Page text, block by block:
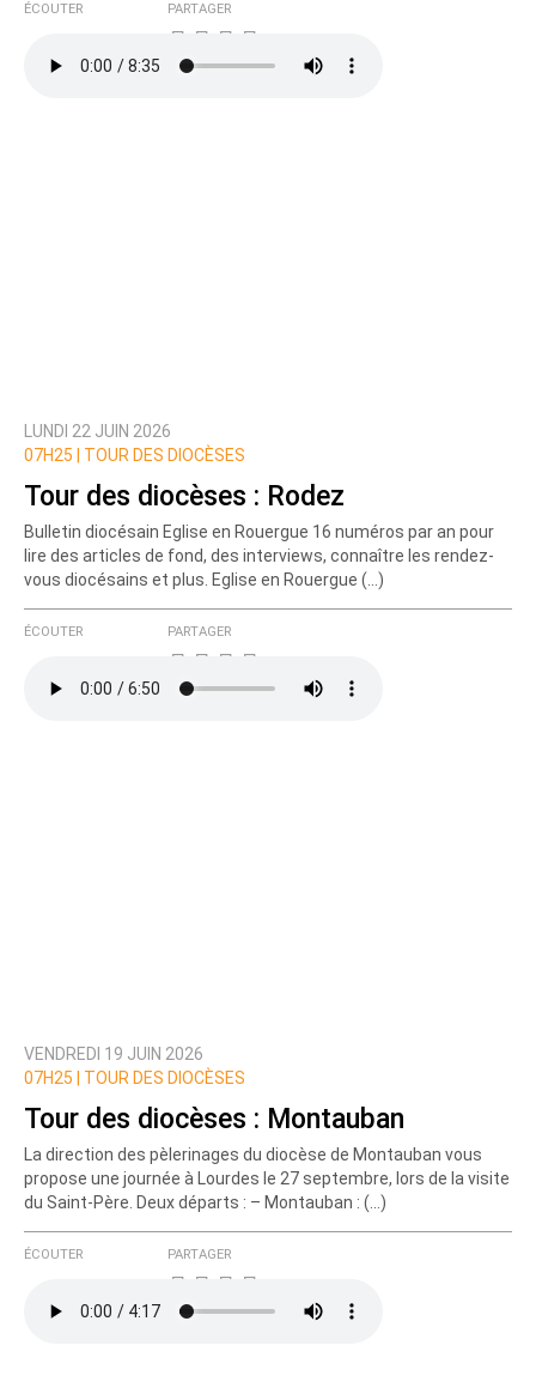
ÉCOUTER PARTAGER
LUNDI 22 JUIN 2026
07H25 |
TOUR DES DIOCÈSES
Tour des diocèses : Rodez
Bulletin diocésain Eglise en Rouergue 16 numéros par an pour
lire des articles de fond, des interviews, connaître les rendez-
vous diocésains et plus. Eglise en Rouergue (…)
ÉCOUTER PARTAGER
VENDREDI 19 JUIN 2026
07H25 |
TOUR DES DIOCÈSES
Tour des diocèses : Montauban
La direction des pèlerinages du diocèse de Montauban vous
propose une journée à Lourdes le 27 septembre, lors de la visite
du Saint-Père. Deux départs : – Montauban : (…)
ÉCOUTER PARTAGER